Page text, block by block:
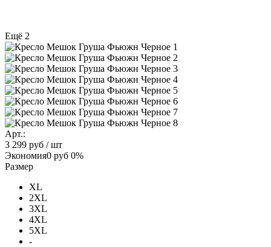
Ещё 2
Арт.:
3 299 руб / шт
Экономия0 руб 0%
Размер
XL
2XL
3XL
4XL
5XL
-